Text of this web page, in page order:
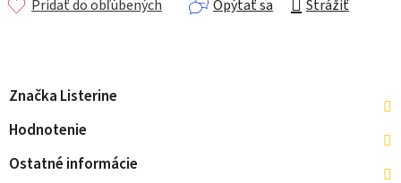
Opýtať sa Strážiť
Pridať do obľúbených
Značka Listerine
Hodnotenie
Ostatné informácie